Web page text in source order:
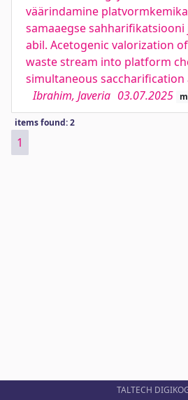
väärindamine
samaaegse
abil. Acetogenic valorization
waste stream into platform
simultaneous
Ibrahim, Javeria 03.07.2025
items found: 2
1
TALTECH